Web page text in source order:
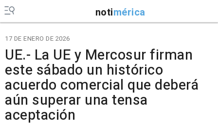
notimérica
17 DE ENERO DE 2026
UE.- La UE y Mercosur firman
este sábado un histórico
acuerdo comercial que deberá
aún superar una tensa
aceptación